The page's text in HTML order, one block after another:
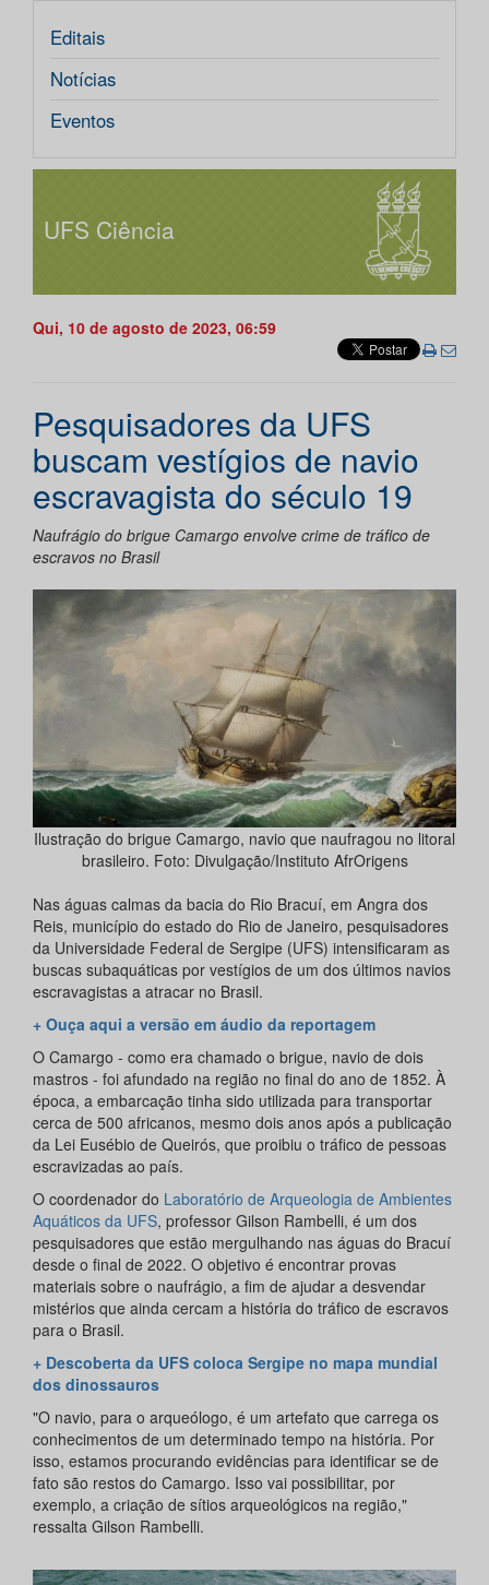
Editais
Notícias
Eventos
UFS Ciência
Qui, 10 de agosto de 2023, 06:59
Pesquisadores da UFS
buscam vestígios de navio
escravagista do século 19
Naufrágio do brigue Camargo envolve crime de tráfico de
escravos no Brasil
Ilustração do brigue Camargo, navio que naufragou no litoral
brasileiro. Foto: Divulgação/Instituto AfrOrigens
Nas águas calmas da bacia do Rio Bracuí, em Angra dos
Reis, município do estado do Rio de Janeiro, pesquisadores
da Universidade Federal de Sergipe (UFS) intensificaram as
buscas subaquáticas por vestígios de um dos últimos navios
escravagistas a atracar no Brasil.
+ Ouça aqui a versão em áudio da reportagem
O Camargo - como era chamado o brigue, navio de dois
mastros - foi afundado na região no final do ano de 1852. À
época, a embarcação tinha sido utilizada para transportar
cerca de 500 africanos, mesmo dois anos após a publicação
da Lei Eusébio de Queirós, que proibiu o tráfico de pessoas
escravizadas ao país.
O coordenador do Laboratório de Arqueologia de Ambientes
Aquáticos da UFS, professor Gilson Rambelli, é um dos
pesquisadores que estão mergulhando nas águas do Bracuí
desde o final de 2022. O objetivo é encontrar provas
materiais sobre o naufrágio, a fim de ajudar a desvendar
mistérios que ainda cercam a história do tráfico de escravos
para o Brasil.
+ Descoberta da UFS coloca Sergipe no mapa mundial
dos dinossauros
"O navio, para o arqueólogo, é um artefato que carrega os
conhecimentos de um determinado tempo na história. Por
isso, estamos procurando evidências para identificar se de
fato são restos do Camargo. Isso vai possibilitar, por
exemplo, a criação de sítios arqueológicos na região,"
ressalta Gilson Rambelli.